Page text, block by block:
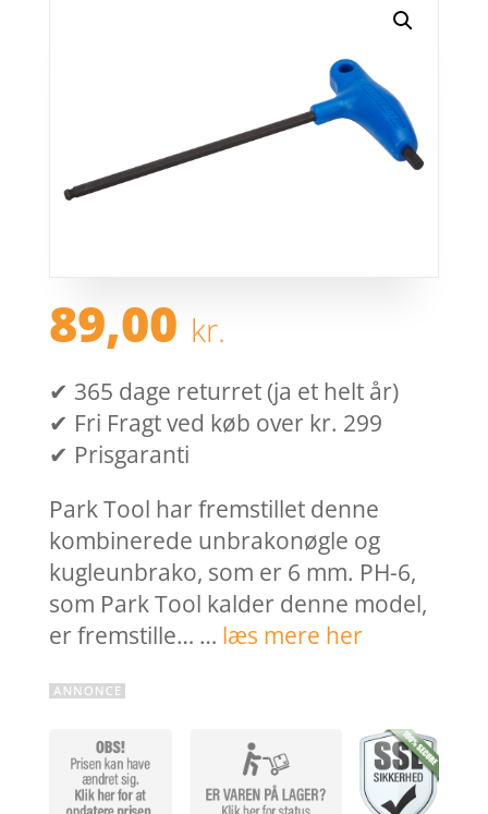
89,00 kr.
✔ 365 dage returret (ja et helt år)
✔ Fri Fragt ved køb over kr. 299
✔ Prisgaranti
Park Tool har fremstillet denne
kombinerede unbrakonøgle og
kugleunbrako, som er 6 mm. PH-6,
som Park Tool kalder denne model,
er fremstille… … læs mere her